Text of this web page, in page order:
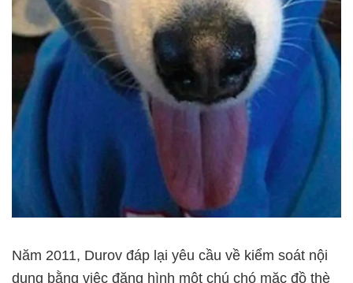
Năm 2011, Durov đáp lại yêu cầu về kiểm soát nội
dung bằng việc đăng hình một chú chó mặc đồ thè